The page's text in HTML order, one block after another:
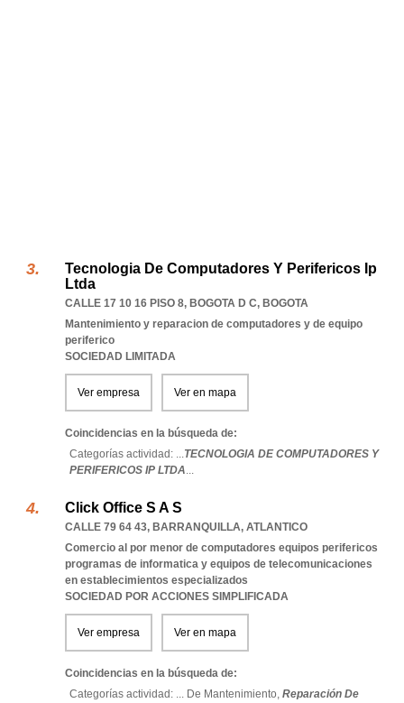
Tecnologia De Computadores Y Perifericos Ip
Ltda
CALLE 17 10 16 PISO 8, BOGOTA D C, BOGOTA
Mantenimiento y reparacion de computadores y de equipo
periferico
SOCIEDAD LIMITADA
Ver empresa Ver en mapa
Coincidencias en la búsqueda de:
Categorías actividad: ...TECNOLOGIA DE COMPUTADORES Y
PERIFERICOS IP LTDA...
Click Office S A S
CALLE 79 64 43, BARRANQUILLA, ATLANTICO
Comercio al por menor de computadores equipos perifericos
programas de informatica y equipos de telecomunicaciones
en establecimientos especializados
SOCIEDAD POR ACCIONES SIMPLIFICADA
Ver empresa Ver en mapa
Coincidencias en la búsqueda de:
Categorías actividad: ... De Mantenimiento, Reparación De